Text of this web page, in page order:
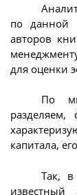
по данной
авторов
для оценки
По
разделяем,
капитала,
Так, в
известный